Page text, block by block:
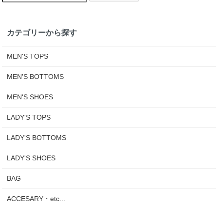
カテゴリーから探す
MEN'S TOPS
MEN'S BOTTOMS
MEN'S SHOES
LADY'S TOPS
LADY'S BOTTOMS
LADY'S SHOES
BAG
ACCESARY・etc...